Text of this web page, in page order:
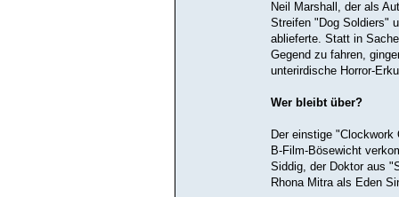
Neil Marshall, der als
Streifen "Dog Soldiers"
ablieferte. Statt in
Gegend zu fahren,
unterirdische Horror-
Wer bleibt über?
Der einstige
B-Film-Bösewicht
Siddig, der Doktor aus
Rhona Mitra als Eden